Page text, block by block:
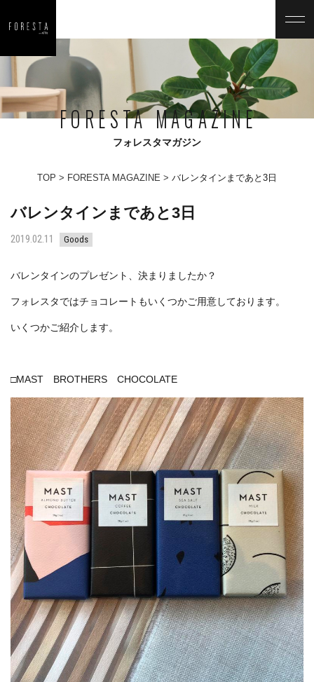
FORESTA MAGAZINE
フォレスタマガジン
TOP FORESTA MAGAZINE バレンタインまであと3日
バレンタインまであと3日
2019.02.11 Goods
バレンタインのプレゼント、決まりましたか？
フォレスタではチョコレートもいくつかご用意しております。
いくつかご紹介します。
□MAST BROTHERS CHOCOLATE